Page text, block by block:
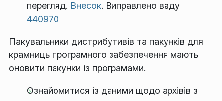
перегляд. Внесок. Виправлено ваду
440970
Пакувальники дистрибутивів та пакунків для
крамниць програмного забезпечення мають
оновити пакунки із програмами.
Ознайомитися із даними щодо архівів з